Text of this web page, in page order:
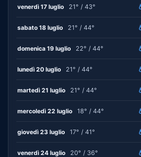
venerdì 17 luglio 21° / 43°
sabato 18 luglio 21° / 44°
domenica 19 luglio 22° / 44°
lunedì 20 luglio 21° / 44°
martedì 21 luglio 21° / 44°
mercoledì 22 luglio 18° / 44°
giovedì 23 luglio 17° / 41°
venerdì 24 luglio 20° / 36°